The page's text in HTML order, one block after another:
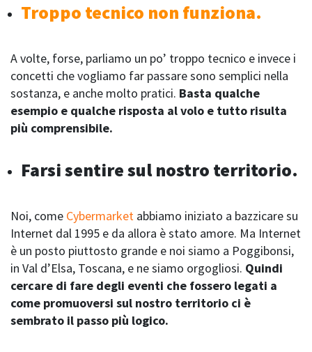
Troppo tecnico non funziona.
A volte, forse, parliamo un po’ troppo tecnico e invece i
concetti che vogliamo far passare sono semplici nella
sostanza, e anche molto pratici. Basta qualche
esempio e qualche risposta al volo e tutto risulta
più comprensibile.
Farsi sentire sul nostro territorio.
Noi, come Cybermarket abbiamo iniziato a bazzicare su
Internet dal 1995 e da allora è stato amore. Ma Internet
è un posto piuttosto grande e noi siamo a Poggibonsi,
in Val d’Elsa, Toscana, e ne siamo orgogliosi. Quindi
cercare di fare degli eventi che fossero legati a
come promuoversi sul nostro territorio ci è
sembrato il passo più logico.